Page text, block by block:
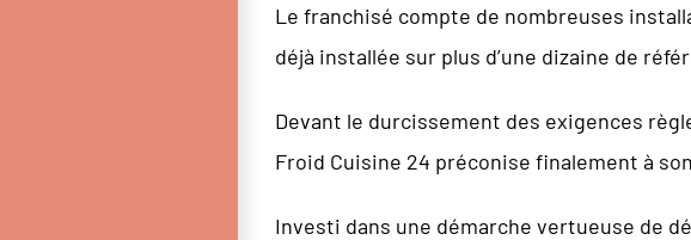
Le franchisé compte de nombreuses
déjà installée sur plus d’une dizaine de
Devant le durcissement des exigences
Froid Cuisine 24 préconise finalement à
Investi dans une démarche vertueuse de